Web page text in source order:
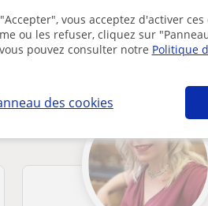
vous acceptez d'activer
ou les refuser, cliquez sur
pouvez consulter notre Politique
des cookies
susceptibles de vous